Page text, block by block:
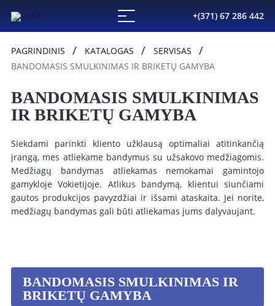
+(371) 67 286 442
PAGRINDINIS KATALOGAS
SERVISAS
BANDOMASIS SMULKINIMAS IR BRIKETŲ GAMYBA
BANDOMASIS SMULKINIMAS
IR BRIKETŲ GAMYBA
Siekdami parinkti kliento užklausą optimaliai atitinkančią
įrangą, mes atliekame bandymus su užsakovo medžiagomis.
Medžiagų bandymas atliekamas nemokamai gamintojo
gamykloje Vokietijoje. Atlikus bandymą, klientui siunčiami
gautos produkcijos pavyzdžiai ir išsami ataskaita. Jei norite,
medžiagų bandymas gali būti atliekamas jums dalyvaujant.
BANDOMASIS SMULKINIMAS IR
BRIKETŲ GAMYBA